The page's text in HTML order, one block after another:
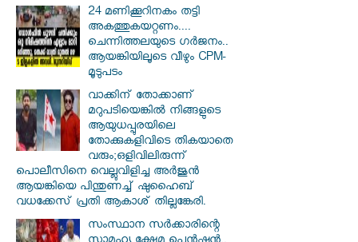
24 മണിക്കൂറിനകം തട്ടി
അകത്തുകയറ്റണം....
ചെന്നിത്തലയുടെ ഗർജനം..
ആയങ്കിയിലൂടെ വീഴും CPM-
മൂടുപടം
വാക്കിന് തോക്കാണ്
മറുപടിയെങ്കിൽ നിങ്ങളുടെ
ആയുധപ്പുരയിലെ
തോക്കുകളിവിടെ തികയാതെ
വരും;ഒളിവിലിരുന്ന്
പൊലീസിനെ വെല്ലുവിളിച്ച അർജുൻ
ആയങ്കിയെ പിന്തുണച്ച് ഷുഹൈബ്
വധക്കേസ് പ്രതി ആകാശ് തില്ലങ്കേരി.
സംസ്ഥാന സർ‌ക്കാരിന്റെ